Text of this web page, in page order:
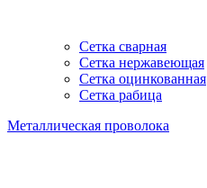
Сетка сварная
Сетка нержавеющая
Сетка оцинкованная
Сетка рабица
Металлическая проволока